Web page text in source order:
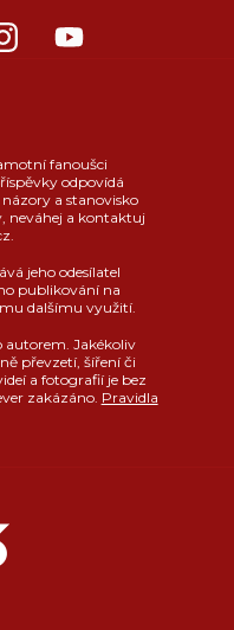
fanoušci
odpovídá
a stanovisko
neváhej a kontaktuj
jeho odesílatel
publikování na
dalšímu využití.
autorem. Jakékoliv
převzetí, šíření či
a fotografií je bez
zakázáno. Pravidla